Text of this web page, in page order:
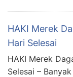
HAKI Merek
Hari Selesai
HAKI Merek
Selesai –